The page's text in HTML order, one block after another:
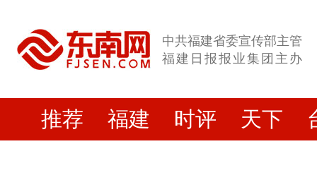
中共福建省委宣传部主管
福建日报报业集团主办
推荐 福建 时评 天下